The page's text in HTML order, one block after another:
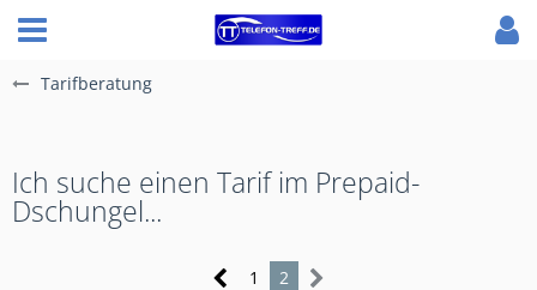
Tarifberatung
Ich suche einen Tarif im Prepaid-
Dschungel...
1 2